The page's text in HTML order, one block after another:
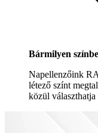
Bármilyen
Napellenzőink
létező színt
közül